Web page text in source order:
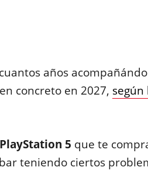
años
concreto en 2027,
PlayStation 5 que te
teniendo ciertos